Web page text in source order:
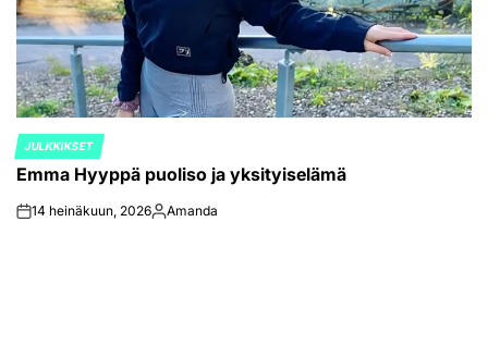
POSTED
IN
JULKKIKSET
Emma Hyyppä puoliso ja yksityiselämä
on14 heinäkuun, 2026Posted
Amanda